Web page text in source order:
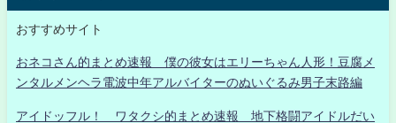
おすすめサイト
おネコさん的まとめ速報 僕の彼女はエリーちゃん人形！豆腐メ
ンタルメンヘラ電波中年アルバイターのぬいぐるみ男子末路編
アイドッフル！ ワタクシ的まとめ速報 地下格闘アイドルだい